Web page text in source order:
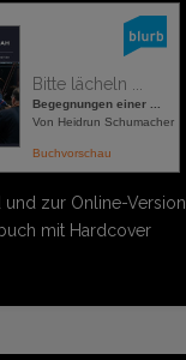
Bitte lächeln ...
Begegnungen einer ...
Von Heidrun Schumacher
Buchvorschau
zur Online-Version
mit Hardcover